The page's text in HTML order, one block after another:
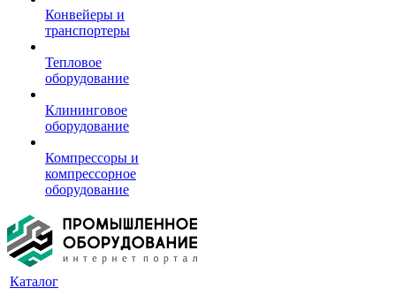
Конвейеры и
транспортеры
Тепловое
оборудование
Клининговое
оборудование
Компрессоры и
компрессорное
оборудование
Каталог